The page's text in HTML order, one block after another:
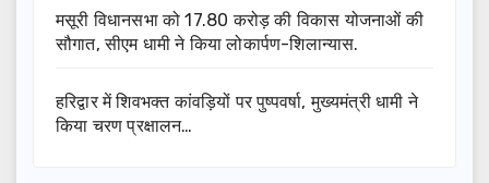
मसूरी विधानसभा को 17.80 करोड़ की विकास योजनाओं की
सौगात, सीएम धामी ने किया लोकार्पण-शिलान्यास.
हरिद्वार में शिवभक्त कांवड़ियों पर पुष्पवर्षा, मुख्यमंत्री धामी ने
किया चरण प्रक्षालन…